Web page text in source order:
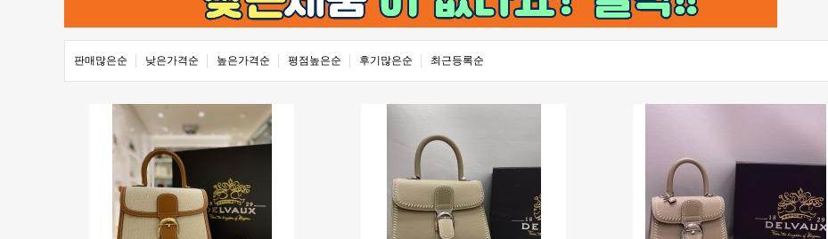
판매많은순 낮은가격순 높은가격순 평점높은순 후기많은순 최근등록순